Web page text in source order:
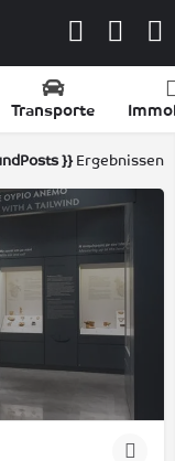
Transporte
}}Ergebnissen